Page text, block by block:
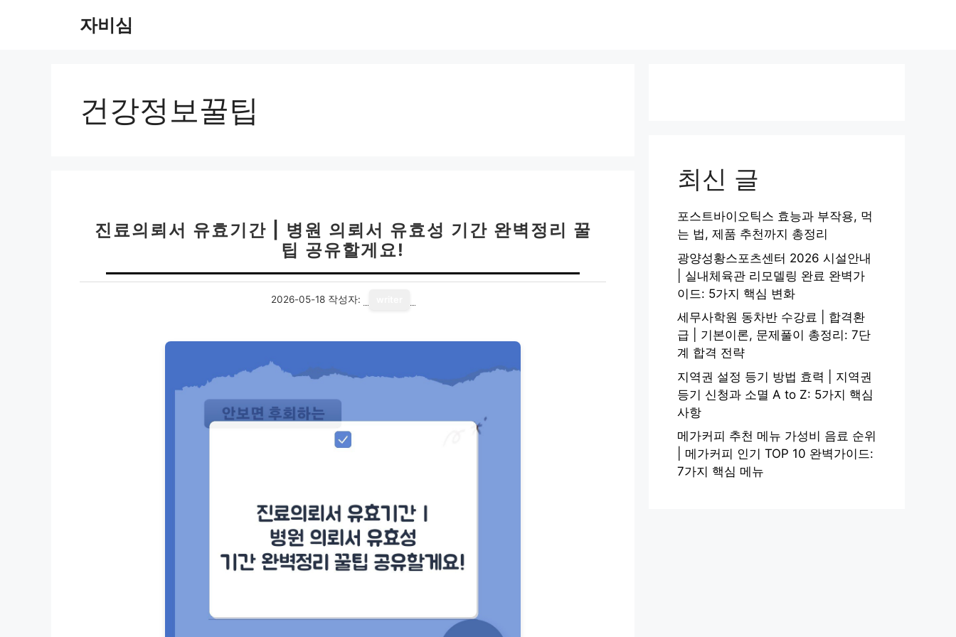
자비심
건강정보꿀팁
진료의뢰서 유효기간 | 병원 의뢰서 유효성 기간 완벽정리 꿀
팁 공유할게요!
2026-05-18 작성자:
최신 글
포스트바이오틱스 효능과 부작용, 먹
는 법, 제품 추천까지 총정리
광양성황스포츠센터 2026 시설안내
| 실내체육관 리모델링 완료 완벽가
이드: 5가지 핵심 변화
세무사학원 동차반 수강료 | 합격환
급 | 기본이론, 문제풀이 총정리: 7단
계 합격 전략
지역권 설정 등기 방법 효력 | 지역권
등기 신청과 소멸 A to Z: 5가지 핵심
사항
메가커피 추천 메뉴 가성비 음료 순위
| 메가커피 인기 TOP 10 완벽가이드:
7가지 핵심 메뉴